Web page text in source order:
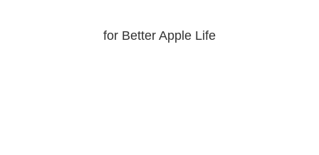
for Better Apple Life